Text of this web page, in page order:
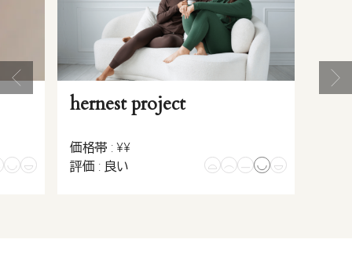
hernest project
価格帯 : ¥¥
評価 : 良い